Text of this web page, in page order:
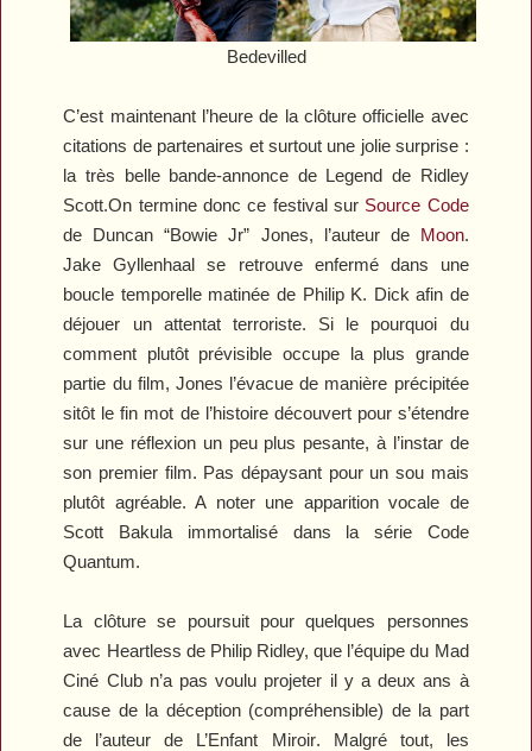
Bedevilled
C’est maintenant l’heure de la clôture officielle avec
citations de partenaires et surtout une jolie surprise :
la très belle bande-annonce de Legend de Ridley
Scott.On termine donc ce festival sur Source Code
de Duncan “Bowie Jr” Jones, l’auteur de Moon.
Jake Gyllenhaal se retrouve enfermé dans une
boucle temporelle matinée de Philip K. Dick afin de
déjouer un attentat terroriste. Si le pourquoi du
comment plutôt prévisible occupe la plus grande
partie du film, Jones l’évacue de manière précipitée
sitôt le fin mot de l’histoire découvert pour s’étendre
sur une réflexion un peu plus pesante, à l’instar de
son premier film. Pas dépaysant pour un sou mais
plutôt agréable. A noter une apparition vocale de
Scott Bakula immortalisé dans la série Code
Quantum.
La clôture se poursuit pour quelques personnes
avec Heartless de Philip Ridley, que l’équipe du Mad
Ciné Club n’a pas voulu projeter il y a deux ans à
cause de la déception (compréhensible) de la part
de l’auteur de L’Enfant Miroir. Malgré tout, les